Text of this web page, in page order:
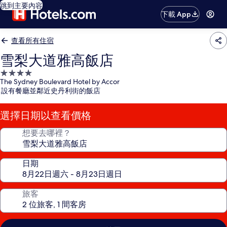
跳到主要內容
下載 App
查看所有住宿
雪梨大道雅高飯店
4.0
星
級
住
宿
The Sydney Boulevard Hotel by Accor
設有餐廳並鄰近史丹利街的飯店
選擇日期以查看價格
想要去哪裡？
日期
旅客